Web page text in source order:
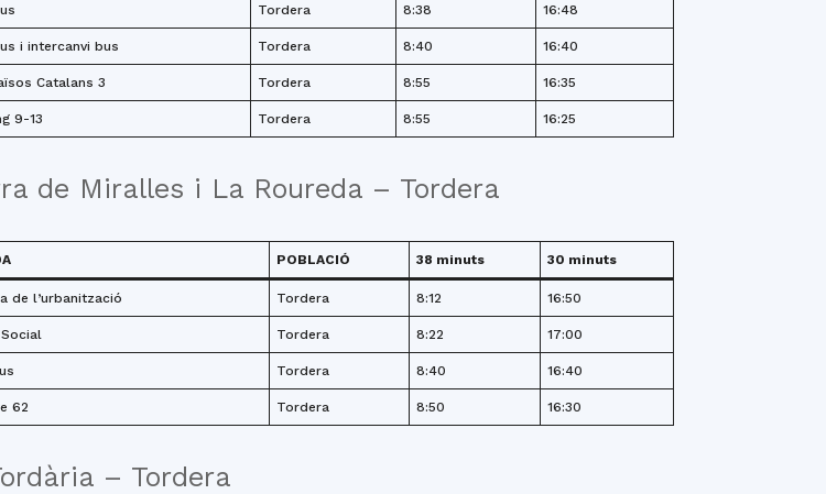
Tordera 8:38 16:48
i intercanvi bus Tordera 8:40 16:40
Catalans 3 Tordera 8:55 16:35
9-13 Tordera 8:55 16:25
de Miralles i La Roureda – Tordera
POBLACIÓ 38 minuts 30 minuts
de l’urbanització Tordera 8:12 16:50
Tordera 8:22 17:00
Tordera 8:40 16:40
62 Tordera 8:50 16:30
– Tordera